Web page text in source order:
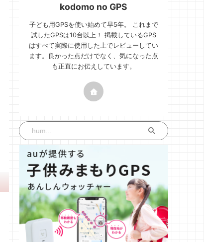
kodomo no GPS
子ども用GPSを使い始めて早5年。 これまで
試したGPSは10台以上！ 掲載しているGPS
はすべて実際に使用した上でレビューしてい
ます。良かった点だけでなく、気になった点
も正直にお伝えしています。